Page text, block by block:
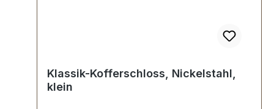
Klassik-Kofferschloss, Nickelstahl,
klein